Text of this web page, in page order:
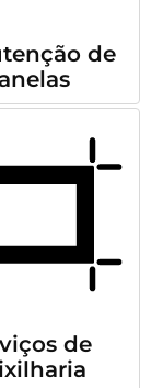
de
de